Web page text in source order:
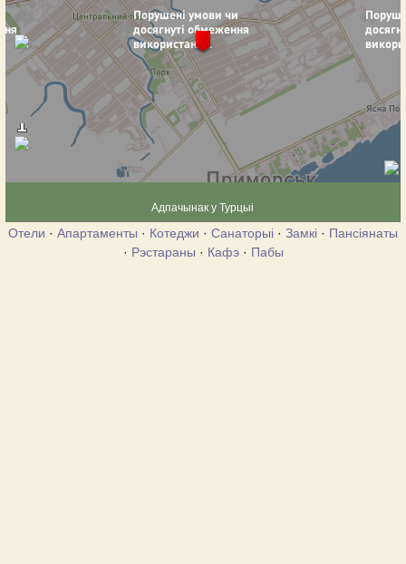
Адпачынак у Турцыі
Отели · Апартаменты · Котеджи · Санаторыі · Замкі · Пансіянаты
· Рэстараны · Кафэ· Пабы